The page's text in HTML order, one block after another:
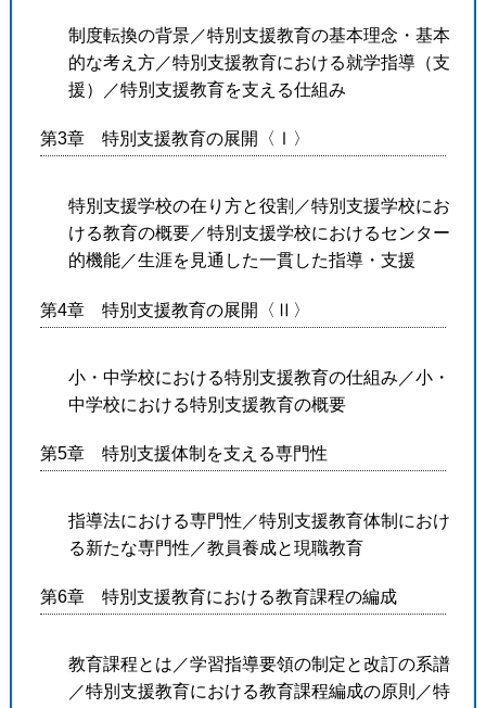
制度転換の背景／特別支援教育の基本理念・基本
的な考え方／特別支援教育における就学指導（支
援）／特別支援教育を支える仕組み
第3章 特別支援教育の展開〈Ⅰ〉
特別支援学校の在り方と役割／特別支援学校にお
ける教育の概要／特別支援学校におけるセンター
的機能／生涯を見通した一貫した指導・支援
第4章 特別支援教育の展開〈Ⅱ〉
小・中学校における特別支援教育の仕組み／小・
中学校における特別支援教育の概要
第5章 特別支援体制を支える専門性
指導法における専門性／特別支援教育体制におけ
る新たな専門性／教員養成と現職教育
第6章 特別支援教育における教育課程の編成
教育課程とは／学習指導要領の制定と改訂の系譜
／特別支援教育における教育課程編成の原則／特